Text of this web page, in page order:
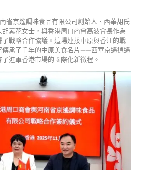
南省京遙調味食品有限公司創始人、西華胡氏
素花女士，與香港周口商會高波會長作為
戰略合作協議。這場連接中原與香江的戰
傳承了千年的中原美食名片——西華京遙逍遙
進軍香港市場的國際化新徵程。